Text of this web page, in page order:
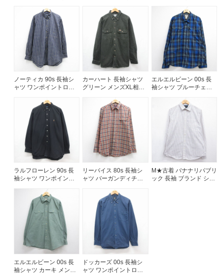
ノーティカ 90s 長袖シ
ャツ ワンポイントロゴ
ズXL相当 | 古着
カーハート 長袖シャツ
グリーン メンズXL相当 |
エルエルビーン 00s 長
袖シャツ ブルーチェッ
ラルフローレン 90s 長
袖シャツ ワンポイント
相当 | 古着
リーバイス 80s 長袖シ
ャツ バーガンディチェ
M★古着 バナナリパブリ
ック 長袖 ブランド シャ
エルエルビーン 00s 長
袖シャツ カーキ メンズ
ドッカーズ 00s 長袖シ
ャツ ワンポイントロゴ